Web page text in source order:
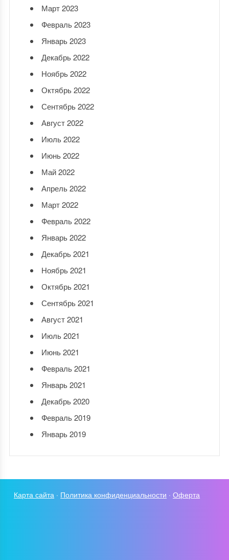
Март 2023
Февраль 2023
Январь 2023
Декабрь 2022
Ноябрь 2022
Октябрь 2022
Сентябрь 2022
Август 2022
Июль 2022
Июнь 2022
Май 2022
Апрель 2022
Март 2022
Февраль 2022
Январь 2022
Декабрь 2021
Ноябрь 2021
Октябрь 2021
Сентябрь 2021
Август 2021
Июль 2021
Июнь 2021
Февраль 2021
Январь 2021
Декабрь 2020
Февраль 2019
Январь 2019
Карта сайта · Политика конфиденциальности ·Оферта